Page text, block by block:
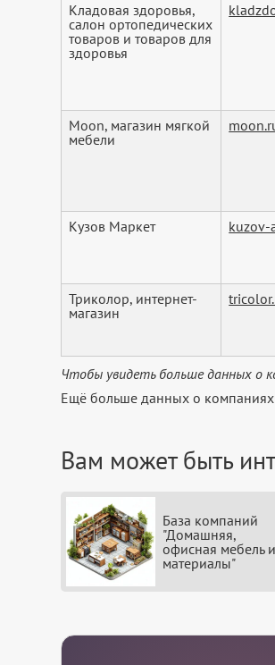
Кладовая здоровья,
салон ортопедических
товаров и товаров для
здоровья
Moon, магазин мягкой
мебели
Кузов Маркет kuzov-
Триколор, интернет-
магазин
Чтобы увидеть больше данных о
Ещё больше данных о
Вам может быть
База компаний
"Домашняя,
офисная мебель и
материалы"